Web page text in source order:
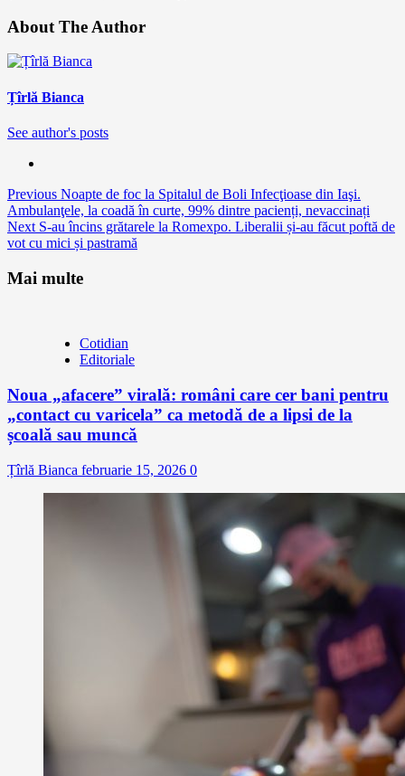
About The Author
Țîrlă Bianca
See author's posts
Continue
Reading
Previous Noapte de foc la Spitalul de Boli Infecţioase din Iaşi.
Ambulanţele, la coadă în curte, 99% dintre pacienți, nevaccinați
Next S-au încins grătarele la Romexpo. Liberalii și-au făcut poftă de
vot cu mici și pastramă
Mai multe
Cotidian
Editoriale
Noua „afacere” virală: români care cer bani pentru
„contact cu varicela” ca metodă de a lipsi de la
școală sau muncă
Țîrlă Bianca februarie 15, 2026 0